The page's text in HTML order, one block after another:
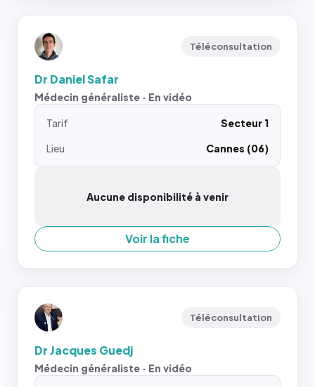
Téléconsultation
Dr Daniel Safar
Médecin généraliste · En vidéo
Tarif
Secteur 1
Lieu
Cannes (06)
Aucune disponibilité à venir
Voir la fiche
Téléconsultation
Dr Jacques Guedj
Médecin généraliste · En vidéo